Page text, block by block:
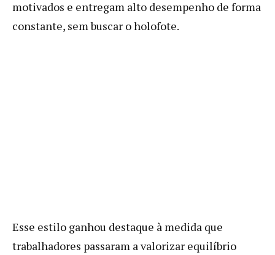
motivados e entregam alto desempenho de forma
constante, sem buscar o holofote.
Esse estilo ganhou destaque à medida que
trabalhadores passaram a valorizar equilíbrio